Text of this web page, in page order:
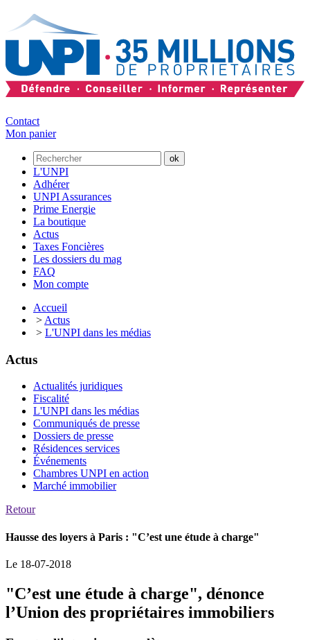
Contact
Mon panier
L'UNPI
Adhérer
UNPI Assurances
Prime Energie
La boutique
Actus
Taxes Foncières
Les dossiers du mag
FAQ
Mon compte
Accueil
> Actus
> L'UNPI dans les médias
Actus
Actualités juridiques
Fiscalité
L'UNPI dans les médias
Communiqués de presse
Dossiers de presse
Résidences services
Événements
Chambres UNPI en action
Marché immobilier
Retour
Hausse des loyers à Paris : "C’est une étude à charge"
Le 18-07-2018
"C’est une étude à charge", dénonce
l’Union des propriétaires immobiliers